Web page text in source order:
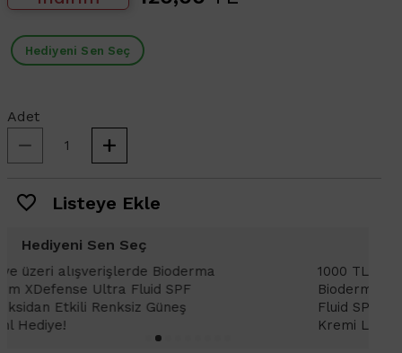
Hediyeni Sen Seç
Adet
Listeye Ekle
Hediyeni Sen Seç
1000 TL ve üzeri alışverişlerinizde
Bioderma Photoderm XDefense Ultra
Fluid SPF 50+ Antioksidan Renkli Güneş
Kremi Light 2ml hediye!